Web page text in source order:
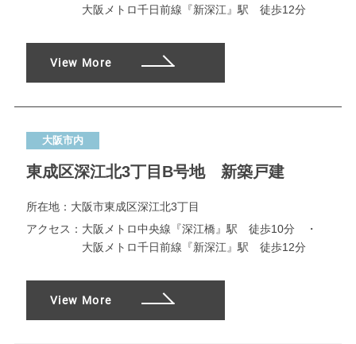
大阪メトロ千日前線『新深江』駅 徒歩12分
View More
大阪市内
東成区深江北3丁目B号地 新築戸建
所在地： 大阪市東成区深江北3丁目
アクセス： 大阪メトロ中央線『深江橋』駅 徒歩10分 ・
大阪メトロ千日前線『新深江』駅 徒歩12分
View More